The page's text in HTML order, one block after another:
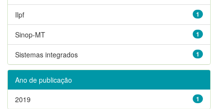
1
Ilpf
1
Sinop-MT
1
Sistemas integrados
Ano de publicação
1
2019